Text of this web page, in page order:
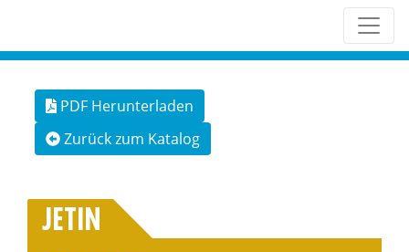
PDF Herunterladen
Zurück zum Katalog
JETIN